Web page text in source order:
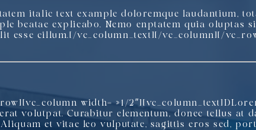
italic text example doloremque laudantium,
beatae explicabo. Nemo enptatem quia oluptas
cillum.[/vc_column_text][/vc_column][/
width= »1/2″][vc_column_text] D
volutpat. Curabitur elementum, donec tellus at
et vitae leo vulputate, sagittis eros sed,